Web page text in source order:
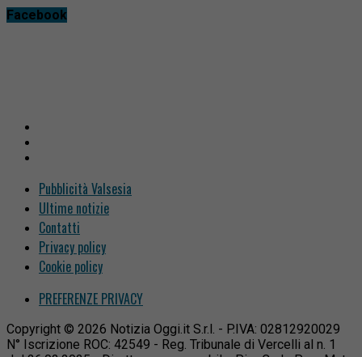
Facebook
Pubblicità Valsesia
Ultime notizie
Contatti
Privacy policy
Cookie policy
PREFERENZE PRIVACY
Copyright © 2026 Notizia Oggi.it S.r.l. - P.IVA: 02812920029
N° Iscrizione ROC: 42549 - Reg. Tribunale di Vercelli al n. 1